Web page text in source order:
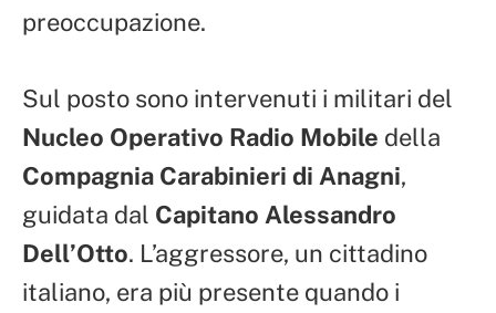
preoccupazione.
Sul posto sono intervenuti i militari del
Nucleo Operativo Radio Mobile della
Compagnia Carabinieri di Anagni,
guidata dal Capitano Alessandro
Dell’Otto. L’aggressore, un cittadino
italiano, era più presente quando i